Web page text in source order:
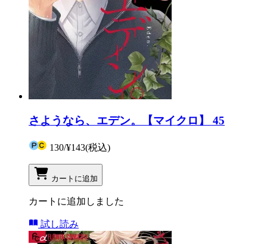
さようなら、エデン。【マイクロ】 45
130/¥143(税込)
カートに追加
カートに追加しました
試し読み